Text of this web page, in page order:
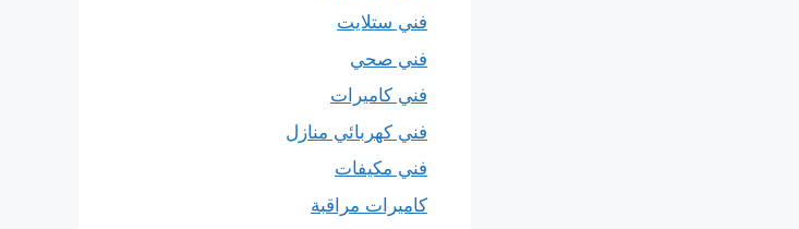
فني ستلايت
فني صحي
فني كاميرات
فني كهربائي منازل
فني مكيفات
كاميرات مراقبة